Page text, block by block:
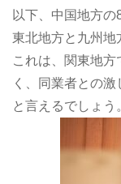
以下、中国地方の
東北地方と九州地
これは、関東地
く、同業者との
と言えるでしょう